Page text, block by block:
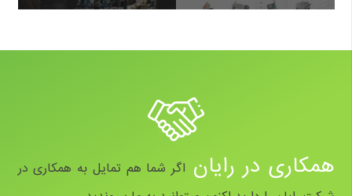
همکاری در رایان اگر شما هم تمایل به همکاری در